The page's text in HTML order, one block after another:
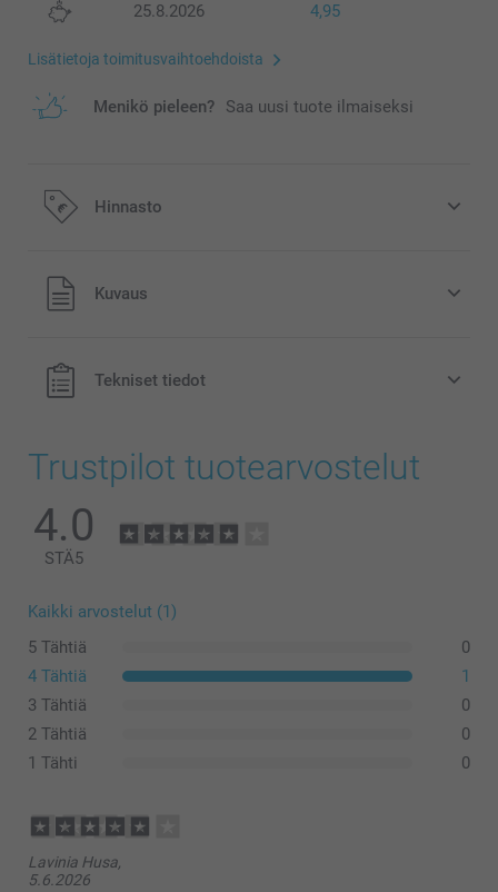
25.8.2026 4,95
Lisätietoja toimitusvaihtoehdoista
Menikö pieleen? Saa uusi tuote ilmaiseksi
Hinnasto
Kaikki hinnat ovat euroina, sisältävät arvonlisäveron ja
eivät sisällä postikuluja.
Kuvaus
Tekniset tiedot
Trustpilot tuotearvostelut
4.0
STÄ5
Kaikki arvostelut (1)
5 Tähtiä
0
4 Tähtiä
1
3 Tähtiä
0
2 Tähtiä
0
1 Tähti
0
Lavinia Husa,
5.6.2026